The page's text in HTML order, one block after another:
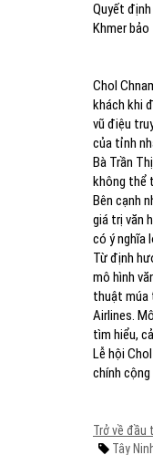
Quyết
Khmer
Chol
khách khi
vũ điệu
của tỉnh
Bà Trần
không thể
Bên cạnh
giá trị văn
có ý nghĩa
Từ định
mô hình
thuật múa
Airlines.
tìm hiểu,
Lễ hội
chính
Trở về đầu
Tây